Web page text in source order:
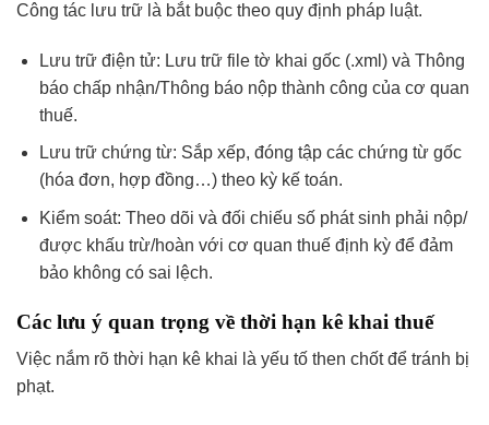
Công tác lưu trữ là bắt buộc theo quy định pháp luật.
Lưu trữ điện tử: Lưu trữ file tờ khai gốc (.xml) và Thông
báo chấp nhận/Thông báo nộp thành công của cơ quan
thuế.
Lưu trữ chứng từ: Sắp xếp, đóng tập các chứng từ gốc
(hóa đơn, hợp đồng…) theo kỳ kế toán.
Kiểm soát: Theo dõi và đối chiếu số phát sinh phải nộp/
được khấu trừ/hoàn với cơ quan thuế định kỳ để đảm
bảo không có sai lệch.
Các lưu ý quan trọng về thời hạn kê khai thuế
Việc nắm rõ thời hạn kê khai là yếu tố then chốt để tránh bị
phạt.